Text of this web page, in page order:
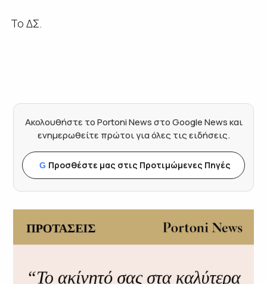
Το ΔΣ.
Ακολουθήστε το Portoni News στο Google News και
ενημερωθείτε πρώτοι για όλες τις ειδήσεις.
G Προσθέστε μας στις Προτιμώμενες Πηγές